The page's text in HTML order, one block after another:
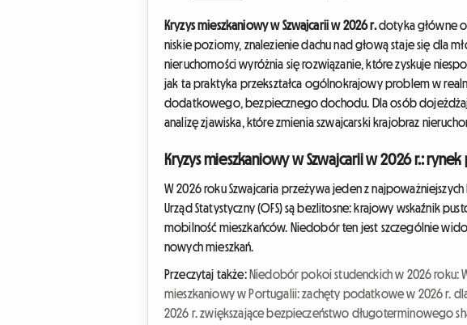
Kryzys mieszkaniowy w Szwajcarii w 2026 r.dotyka główne
niskie poziomy, znalezienie dachu nad głową staje się dla
nieruchomości wyróżnia się rozwiązanie, które zyskuje
jak ta praktyka przekształca ogólnokrajowy problem w
dodatkowego, bezpiecznego dochodu. Dla osób
analizę zjawiska, które zmienia szwajcarski krajobraz
Kryzys mieszkaniowy w Szwajcarii w 2026 r.:
W 2026 roku Szwajcaria przeżywa jeden z
Urząd Statystyczny (OFS) są bezlitosne: krajowy wskaźnik
mobilność mieszkańców. Niedobór ten jest szczególnie
nowych mieszkań.
Przeczytaj także: Niedobór pokoi studenckich w 2026 roku:
mieszkaniowy w Portugalii: zachęty podatkowe w 2026 r.
2026 r. zwiększające bezpieczeństwo długoterminowego